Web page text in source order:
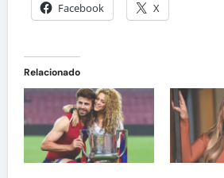
Facebook X
Relacionado